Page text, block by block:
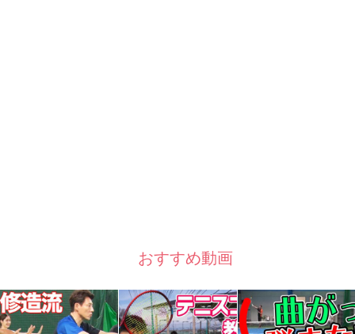
おすすめ動画